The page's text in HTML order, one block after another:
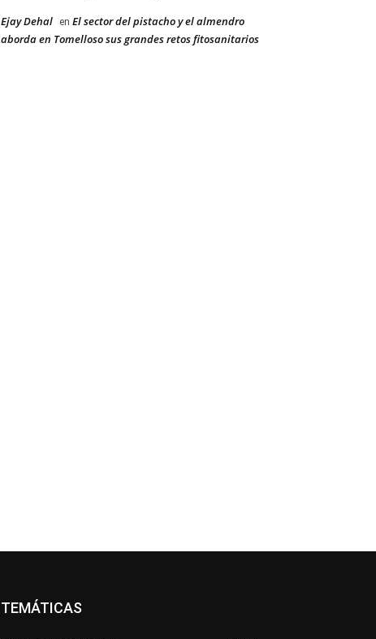
Ejay Dehal en El sector del pistacho y el almendro
aborda en Tomelloso sus grandes retos fitosanitarios
TEMÁTICAS